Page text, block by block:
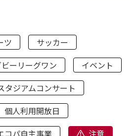
ツ
サッカー
ーリーグワン
イベント
タジアムコンサート
個人利用開放日
コパ自主事業
注意